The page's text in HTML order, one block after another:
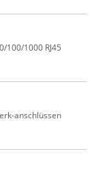
100/1000 RJ45
anschlüssen